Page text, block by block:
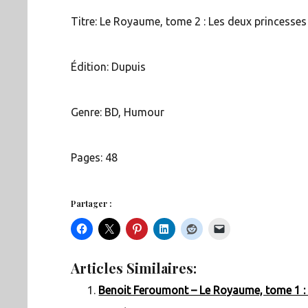
Titre: Le Royaume, tome 2 : Les deux princesses
Édition: Dupuis
Genre: BD, Humour
Pages: 48
Partager :
Articles Similaires:
Benoit Feroumont – Le Royaume, tome 1 :